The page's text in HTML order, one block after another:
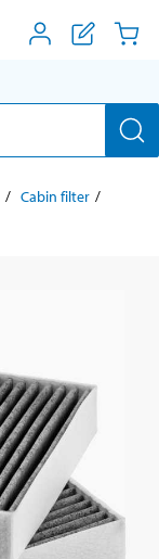
Cabin filter